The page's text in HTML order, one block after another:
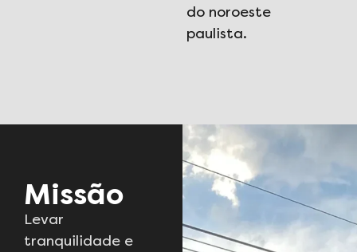
do noroeste
paulista.
Missão
Levar
tranquilidade e